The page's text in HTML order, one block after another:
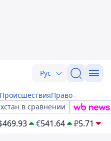
Рус
ПроисшествияПраво
в сравнении
469.93 €541.64 ₽5.71